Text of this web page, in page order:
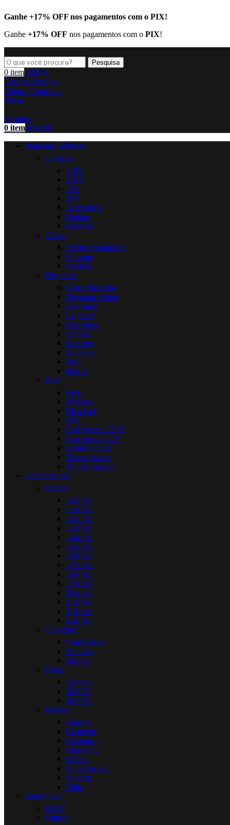
Ganhe +17% OFF nos pagamentos com o PIX!
Ganhe +17% OFF nos pagamentos com o PIX!
Pesquisa
0 item R$0,00
Lista de Desejos
Entrar / Cadastrar
Menu
Pesquisa
0 item R$0,00
Materiais Elétricos
Contator
110V
220V
12V
24V
Acessórios
Bobina
Grandes
Chave
Seletor Iluminação
Pulsante
Seletora
Disjuntor
Caixa Moldada
Disjuntor Motor
Eletromar
Legrand
Schneider
Sibratec
Siemens
Soprano
Weg
Outros
Relé
Relé
By Pass
Biestável
DNI
Emêrgencia 220V
Emêrgencia 24V
Estado Sólido
Temporizador
Transformador
Componentes
Bateria
1,0mAh
1,1mAh
1,2mAh
1,3mAh
1,4mAh
1,5mAh
1,6mAh
1,7mAh
1,8mAh
1,9mAh
2,0mAh
2,1mAh
2,2mAh
2,3mAh
Capacitor
Com Rosca
Indutivo
Normal
Fonte
12VDC
24VDC
42VDC
Fusível
Alarme
Cartucho
Cerâmica
Classe CC
Médio
Porta Fusível
Suporte
Vidro
Eletrônicos
IGBT
Outros